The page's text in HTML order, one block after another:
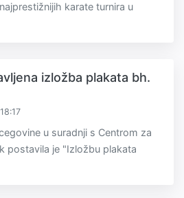
karate turnira u
izložba plakata bh.
u suradnji s Centrom za
postavila je "Izložbu plakata